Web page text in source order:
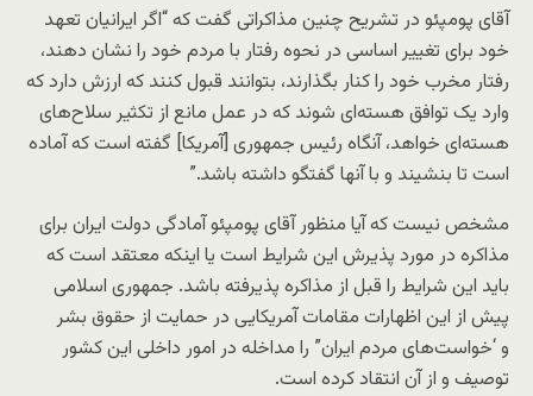
آقای پومپئو در تشریح چنین مذاکراتی گفت که “اگر ایرانیان تعهد
خود برای تغییر اساسی در نحوه رفتار با مردم خود را نشان دهند،
رفتار مخرب خود را کنار بگذارند، بتوانند قبول کنند که ارزش دارد که
وارد یک توافق هسته‌ای شوند که در عمل مانع از تکثیر سلاح‌های
هسته‌ای خواهد، آنگاه رئیس جمهوری [آمریکا] گفته است که آماده
است تا بنشیند و با آنها گفتگو داشته باشد.”
مشخص نیست که آیا منظور آقای پومپئو آمادگی دولت ایران برای
مذاکره در مورد پذیرش این شرایط است یا اینکه معتقد است که
باید این شرایط را قبل از مذاکره پذیرفته باشد. جمهوری اسلامی
پیش از این اظهارات مقامات آمریکایی در حمایت از حقوق بشر
و‘خواست‌های مردم ایران” را مداخله در امور داخلی این کشور
توصیف و از آن انتقاد کرده ‌است.